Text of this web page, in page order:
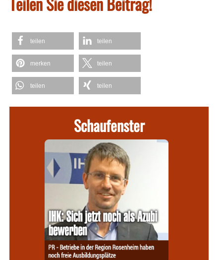
teilen teilen
merken teilen
teilen teilen
Schaufenster